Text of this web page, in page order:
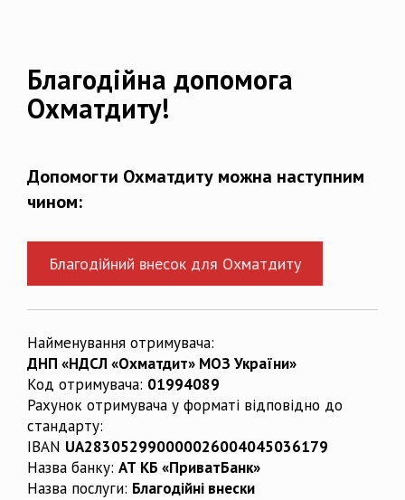
Благодійна допомога
Охматдиту!
Допомогти Охматдиту можна наступним
чином:
Благодійний внесок для Охматдиту
Найменування отримувача:
ДНП «НДСЛ «Охматдит» МОЗ України»
Код отримувача: 01994089
Рахунок отримувача у форматі відповідно до
стандарту:
IBAN UA283052990000026004045036179
Назва банку: АТ КБ «ПриватБанк»
Назва послуги: Благодійні внески